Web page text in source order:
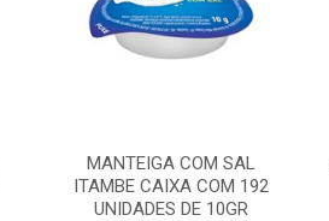
MANTEIGA COM SAL
ITAMBE CAIXA COM 192
UNIDADES DE 10GR